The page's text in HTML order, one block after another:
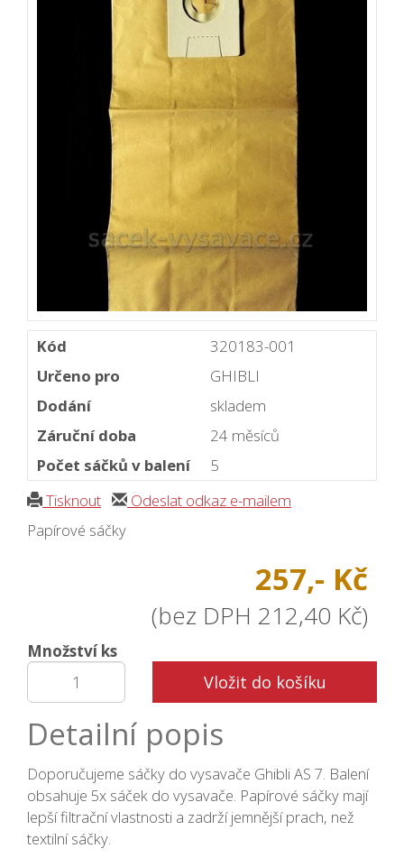
Kód
320183-001
Určeno pro
GHIBLI
Dodání
skladem
Záruční doba
24 měsíců
Počet sáčků v balení
5
Tisknout
Odeslat odkaz e-mailem
Papírové sáčky
257,- Kč
(bez DPH 212,40 Kč)
Množství ks
Vložit do košíku
Detailní popis
Doporučujeme sáčky do vysavače Ghibli AS 7. Balení
obsahuje 5x sáček do vysavače. Papírové sáčky mají
lepší filtrační vlastnosti a zadrží jemnější prach, než
textilní sáčky.